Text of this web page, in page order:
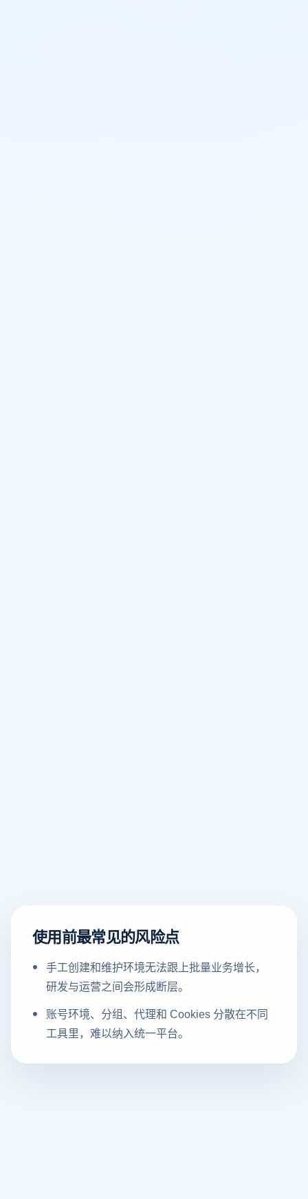
使用前最常见的风险点
手工创建和维护环境无法跟上批量业务增长，
研发与运营之间会形成断层。
账号环境、分组、代理和 Cookies 分散在不同
工具里，难以纳入统一平台。